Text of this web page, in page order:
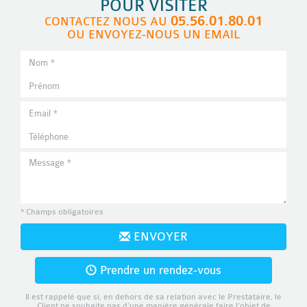
POUR VISITER
CONTACTEZ NOUS AU 05.56.01.80.01
OU ENVOYEZ-NOUS UN EMAIL
* Champs obligatoires
ENVOYER
Prendre un rendez-vous
Il est rappelé que si, en dehors de sa relation avec le Prestataire, le